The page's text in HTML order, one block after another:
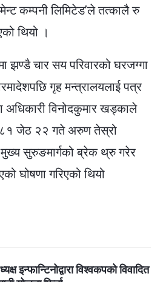
कम्पनी लिमिटेड’ले तत्कालै रु
थियो ।
झण्डै चार सय परिवारको घरजग्गा
गृह मन्त्रालयलाई पत्र
अधिकारी विनोदकुमार खड्काले
जेठ २२ गते अरुण तेस्रो
सुरुङमार्गको ब्रेक थ्रु गरेर
घोषणा गरिएको थियो
इन्फान्टिनोद्वारा विश्वकपको विवादित